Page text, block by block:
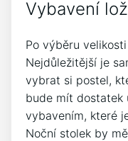
Vybavení
Po výběru
Nejdůležitější je
vybrat si postel,
bude mít dostatek
vybavením, které
Noční stolek by